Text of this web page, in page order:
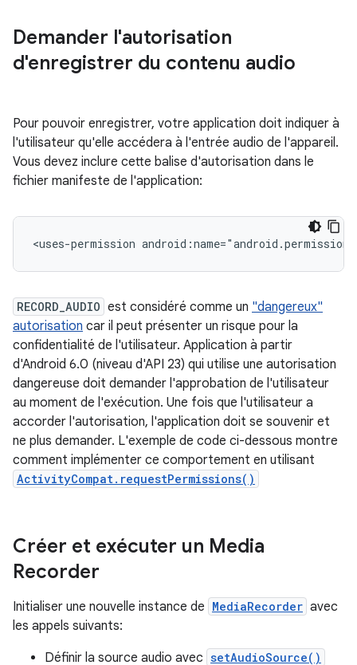
Demander l'autorisation
d'enregistrer du contenu audio
Pour pouvoir enregistrer, votre application doit indiquer à
l'utilisateur qu'elle accédera à l'entrée audio de l'appareil.
Vous devez inclure cette balise d'autorisation dans le
fichier manifeste de l'application:
<uses-permission
RECORD_AUDIO est considéré comme un "dangereux"
autorisation car il peut présenter un risque pour la
confidentialité de l'utilisateur. Application à partir
d'Android 6.0 (niveau d'API 23) qui utilise une autorisation
dangereuse doit demander l'approbation de l'utilisateur
au moment de l'exécution. Une fois que l'utilisateur a
accorder l'autorisation, l'application doit se souvenir et
ne plus demander. L'exemple de code ci-dessous montre
comment implémenter ce comportement en utilisant
ActivityCompat.requestPermissions()
Créer et exécuter un Media
Recorder
Initialiser une nouvelle instance de MediaRecorder avec
les appels suivants:
Définir la source audio avec setAudioSource()